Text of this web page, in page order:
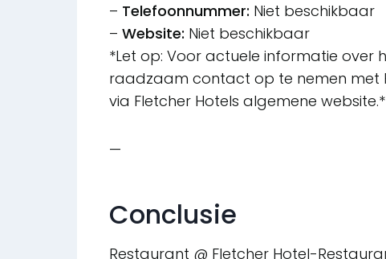
– Telefoonnummer: Niet beschikbaar
– Website: Niet beschikbaar
*Let op: Voor actuele informatie over
raadzaam contact op te nemen met
via Fletcher Hotels algemene website.*
—
Conclusie
Restaurant @ Fletcher Hotel-